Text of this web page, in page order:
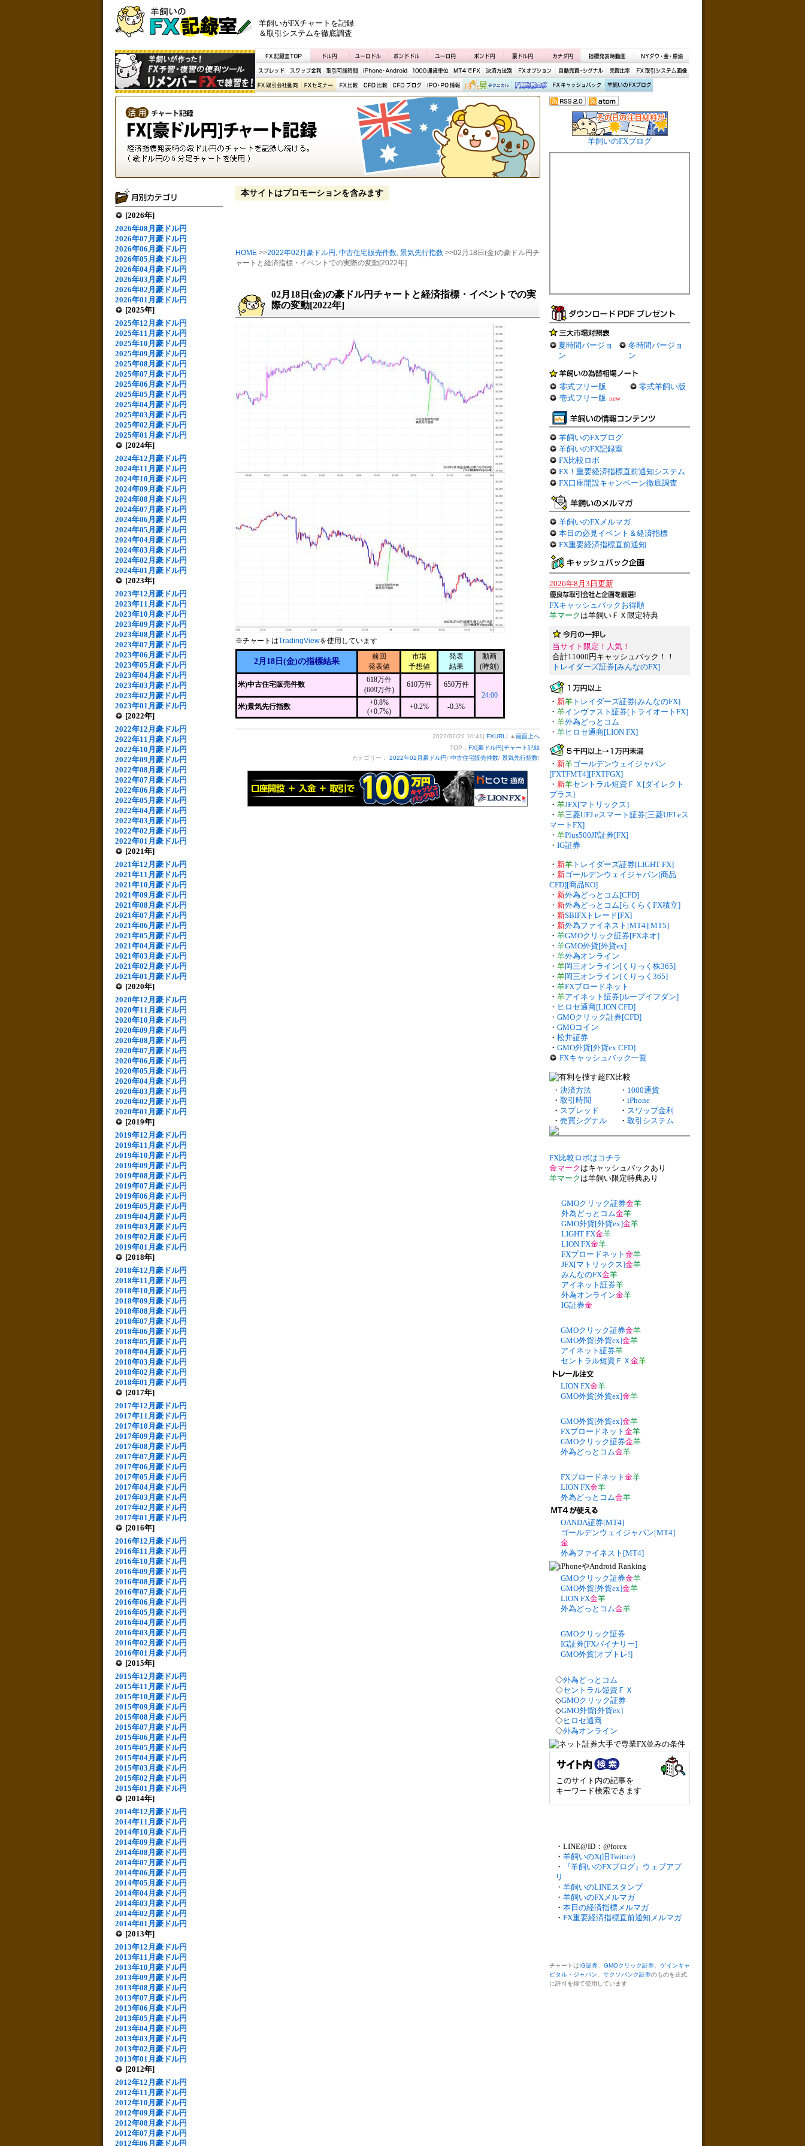
羊飼いがFXチャートを記録
＆取引システムを徹底調査
[2026年]
2026年08月豪ドル円
2026年07月豪ドル円
2026年06月豪ドル円
2026年05月豪ドル円
2026年04月豪ドル円
2026年03月豪ドル円
2026年02月豪ドル円
2026年01月豪ドル円
[2025年]
2025年12月豪ドル円
2025年11月豪ドル円
2025年10月豪ドル円
2025年09月豪ドル円
2025年08月豪ドル円
2025年07月豪ドル円
2025年06月豪ドル円
2025年05月豪ドル円
2025年04月豪ドル円
2025年03月豪ドル円
2025年02月豪ドル円
2025年01月豪ドル円
[2024年]
2024年12月豪ドル円
2024年11月豪ドル円
2024年10月豪ドル円
2024年09月豪ドル円
2024年08月豪ドル円
2024年07月豪ドル円
2024年06月豪ドル円
2024年05月豪ドル円
2024年04月豪ドル円
2024年03月豪ドル円
2024年02月豪ドル円
2024年01月豪ドル円
[2023年]
2023年12月豪ドル円
2023年11月豪ドル円
2023年10月豪ドル円
2023年09月豪ドル円
2023年08月豪ドル円
2023年07月豪ドル円
2023年06月豪ドル円
2023年05月豪ドル円
2023年04月豪ドル円
2023年03月豪ドル円
2023年02月豪ドル円
2023年01月豪ドル円
[2022年]
2022年12月豪ドル円
2022年11月豪ドル円
2022年10月豪ドル円
2022年09月豪ドル円
2022年08月豪ドル円
2022年07月豪ドル円
2022年06月豪ドル円
2022年05月豪ドル円
2022年04月豪ドル円
2022年03月豪ドル円
2022年02月豪ドル円
2022年01月豪ドル円
[2021年]
2021年12月豪ドル円
2021年11月豪ドル円
2021年10月豪ドル円
2021年09月豪ドル円
2021年08月豪ドル円
2021年07月豪ドル円
2021年06月豪ドル円
2021年05月豪ドル円
2021年04月豪ドル円
2021年03月豪ドル円
2021年02月豪ドル円
2021年01月豪ドル円
[2020年]
2020年12月豪ドル円
2020年11月豪ドル円
2020年10月豪ドル円
2020年09月豪ドル円
2020年08月豪ドル円
2020年07月豪ドル円
2020年06月豪ドル円
2020年05月豪ドル円
2020年04月豪ドル円
2020年03月豪ドル円
2020年02月豪ドル円
2020年01月豪ドル円
[2019年]
2019年12月豪ドル円
2019年11月豪ドル円
2019年10月豪ドル円
2019年09月豪ドル円
2019年08月豪ドル円
2019年07月豪ドル円
2019年06月豪ドル円
2019年05月豪ドル円
2019年04月豪ドル円
2019年03月豪ドル円
2019年02月豪ドル円
2019年01月豪ドル円
[2018年]
2018年12月豪ドル円
2018年11月豪ドル円
2018年10月豪ドル円
2018年09月豪ドル円
2018年08月豪ドル円
2018年07月豪ドル円
2018年06月豪ドル円
2018年05月豪ドル円
2018年04月豪ドル円
2018年03月豪ドル円
2018年02月豪ドル円
2018年01月豪ドル円
[2017年]
2017年12月豪ドル円
2017年11月豪ドル円
2017年10月豪ドル円
2017年09月豪ドル円
2017年08月豪ドル円
2017年07月豪ドル円
2017年06月豪ドル円
2017年05月豪ドル円
2017年04月豪ドル円
2017年03月豪ドル円
2017年02月豪ドル円
2017年01月豪ドル円
[2016年]
2016年12月豪ドル円
2016年11月豪ドル円
2016年10月豪ドル円
2016年09月豪ドル円
2016年08月豪ドル円
2016年07月豪ドル円
2016年06月豪ドル円
2016年05月豪ドル円
2016年04月豪ドル円
2016年03月豪ドル円
2016年02月豪ドル円
2016年01月豪ドル円
[2015年]
2015年12月豪ドル円
2015年11月豪ドル円
2015年10月豪ドル円
2015年09月豪ドル円
2015年08月豪ドル円
2015年07月豪ドル円
2015年06月豪ドル円
2015年05月豪ドル円
2015年04月豪ドル円
2015年03月豪ドル円
2015年02月豪ドル円
2015年01月豪ドル円
[2014年]
2014年12月豪ドル円
2014年11月豪ドル円
2014年10月豪ドル円
2014年09月豪ドル円
2014年08月豪ドル円
2014年07月豪ドル円
2014年06月豪ドル円
2014年05月豪ドル円
2014年04月豪ドル円
2014年03月豪ドル円
2014年02月豪ドル円
2014年01月豪ドル円
[2013年]
2013年12月豪ドル円
2013年11月豪ドル円
2013年10月豪ドル円
2013年09月豪ドル円
2013年08月豪ドル円
2013年07月豪ドル円
2013年06月豪ドル円
2013年05月豪ドル円
2013年04月豪ドル円
2013年03月豪ドル円
2013年02月豪ドル円
2013年01月豪ドル円
[2012年]
2012年12月豪ドル円
2012年11月豪ドル円
2012年10月豪ドル円
2012年09月豪ドル円
2012年08月豪ドル円
2012年07月豪ドル円
2012年06月豪ドル円
本サイトはプロモーションを含みます
HOME >>2022年02月豪ドル円 , 中古住宅販売件数, 景気先行指数 >>02月18日(金)の豪ドル円チ
ャートと経済指標・イベントでの実際の変動[2022年]
02月18日(金)の豪ドル円チャートと経済指標・イベントでの実
際の変動[2022年]
※チャートはTradingViewを使用しています
2月18日(金)の指標結果
前回
発表値
市場
予想値
発表
結果
動画
(時刻)
米)中古住宅販売件数
618万件
(609万件)
610万件
650万件
24:00
米)景気先行指数
+0.8%
(+0.7%)
+0.2% -0.3%
2022/02/21 10:41| FXURL | ▲ 画面上へ
TOP： FX[豪ドル円]チャート記録
カテゴリー： 2022年02月豪ドル円/ 中古住宅販売件数/ 景気先行指数/
羊飼いのFXブログ
夏時間バージョ
ン
冬時間バージョ
ン
零式フリー版
零式羊飼い版
壱式フリー版 new
羊飼いのFXブログ
羊飼いのFX記録室
FX比較ロボ
FX！重要経済指標直前通知システム
FX口座開設キャンペーン徹底調査
羊飼いのFXメルマガ
本日の必見イベント＆経済指標
FX重要経済指標直前通知
2026年8月3日更新
FXキャッシュバックお得順
羊マーク は羊飼いＦＸ限定特典
当サイト限定！人気！
合計11000円キャッシュバック！！
トレイダーズ証券[みんなのFX]
・ 新羊 トレイダーズ証券[みんなのFX]
・ 羊インヴァスト証券[トライオートFX]
・ 羊外為どっとコム
・ 羊ヒロセ通商[LION FX]
・ 新羊ゴールデンウェイジャパン
[FXTFMT4][FXTFGX]
・ 新羊セントラル短資ＦＸ[ダイレクト
プラス]
・ 羊JFX[マトリックス]
・ 羊三菱UFJ eスマート証券[三菱UFJ eス
マートFX]
・ 羊Plus500JP証券[FX]
・ IG証券
・ 新羊 トレイダーズ証券[LIGHT FX]
・ 新ゴールデンウェイジャパン[商品
CFD][商品KO]
・ 新外為どっとコム[CFD]
・ 新外為どっとコム[らくらくFX積立]
・ 新SBIFXトレード[FX]
・ 新外為ファイネスト[MT4][MT5]
・ 羊GMOクリック証券[FXネオ]
・ 羊GMO外貨[外貨ex]
・ 羊外為オンライン
・ 羊岡三オンライン[くりっく株365]
・ 羊岡三オンライン[くりっく365]
・ 羊FXブロードネット
・ 羊アイネット証券[ループイフダン]
・ ヒロセ通商[LION CFD]
・ GMOクリック証券[CFD]
・ GMOコイン
・ 松井証券
・ GMO外貨[外貨ex CFD]
FXキャッシュバック一覧
・ 決済方法 ・ 1000通貨
・ 取引時間 ・ iPhone
・ スプレッド ・ スワップ金利
・ 売買シグナル ・ 取引システム
FX比較ロボはコチラ
金マーク はキャッシュバックあり
羊マーク は羊飼い限定特典あり
GMOクリック証券金羊
外為どっとコム金羊
GMO外貨[外貨ex]金羊
LIGHT FX金羊
LION FX金羊
FXブロードネット 金羊
JFX[マトリックス]金羊
みんなのFX金羊
アイネット証券羊
外為オンライン金羊
IG証券金
GMOクリック証券金羊
GMO外貨[外貨ex]金羊
アイネット証券羊
セントラル短資ＦＸ 金羊
LION FX金羊
GMO外貨[外貨ex]金羊
GMO外貨[外貨ex]金羊
FXブロードネット 金羊
GMOクリック証券金羊
外為どっとコム金羊
FXブロードネット 金羊
LION FX金羊
外為どっとコム金羊
OANDA証券[MT4]
ゴールデンウェイジャパン[MT4]
金
外為ファイネスト[MT4]
GMOクリック証券金羊
GMO外貨[外貨ex]金羊
LION FX金羊
外為どっとコム金羊
GMOクリック証券
IG証券[FXバイナリー]
GMO外貨[オプトレ!]
◇外為どっとコム
◇セントラル短資ＦＸ
◇GMOクリック証券
◇GMO外貨[外貨ex]
◇ヒロセ通商
◇外為オンライン
このサイト内の記事を
キーワード検索できます
・LINE@ID：@forex
・ 羊飼いのX(旧Twitter)
・
『羊飼いのFXブログ』ウェブアプ
リ
・ 羊飼いのLINEスタンプ
・ 羊飼いのFXメルマガ
・ 本日の経済指標メルマガ
・ FX重要経済指標直前通知メルマガ
チャートはIG証券 GMOクリック証券
ゲインキャ
ピタル・ジャパン
サクソバンク証券のものを正式
に許可を得て使用しています